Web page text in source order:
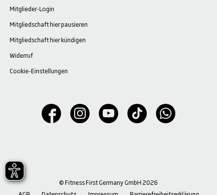
Mitglieder-Login
Mitgliedschaft hier pausieren
Mitgliedschaft hier kündigen
Widerruf
Cookie-Einstellungen
© Fitness First Germany GmbH 2026